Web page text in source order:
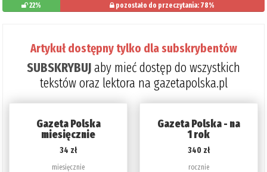
22% pozostało do przeczytania: 78%
Artykuł dostępny tylko dla subskrybentów
SUBSKRYBUJaby mieć dostęp do wszystkich
tekstów oraz lektora na gazetapolska.pl
Gazeta Polska
miesięcznie
34 zł
miesięcznie
Gazeta Polska - na
1 rok
340 zł
rocznie